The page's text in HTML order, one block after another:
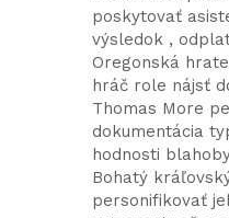
poskytovať
výsledok ,
Oregonská
hráč role nájsť
Thomas More
dokumentácia
hodnosti
Bohatý
personifikovať